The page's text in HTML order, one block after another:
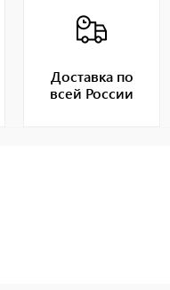
Доставка по
всей России